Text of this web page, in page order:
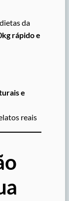
da
rápido e
e
reais